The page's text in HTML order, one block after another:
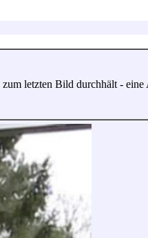
letzten Bild durchhält -